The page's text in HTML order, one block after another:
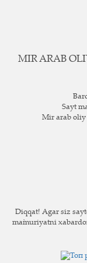
MIR ARAB
Sayt
Mir arab oliy
Diqqat! Agar siz
ma`muriyatni